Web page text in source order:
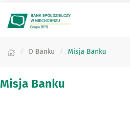
O Banku Misja Banku
Misja Banku